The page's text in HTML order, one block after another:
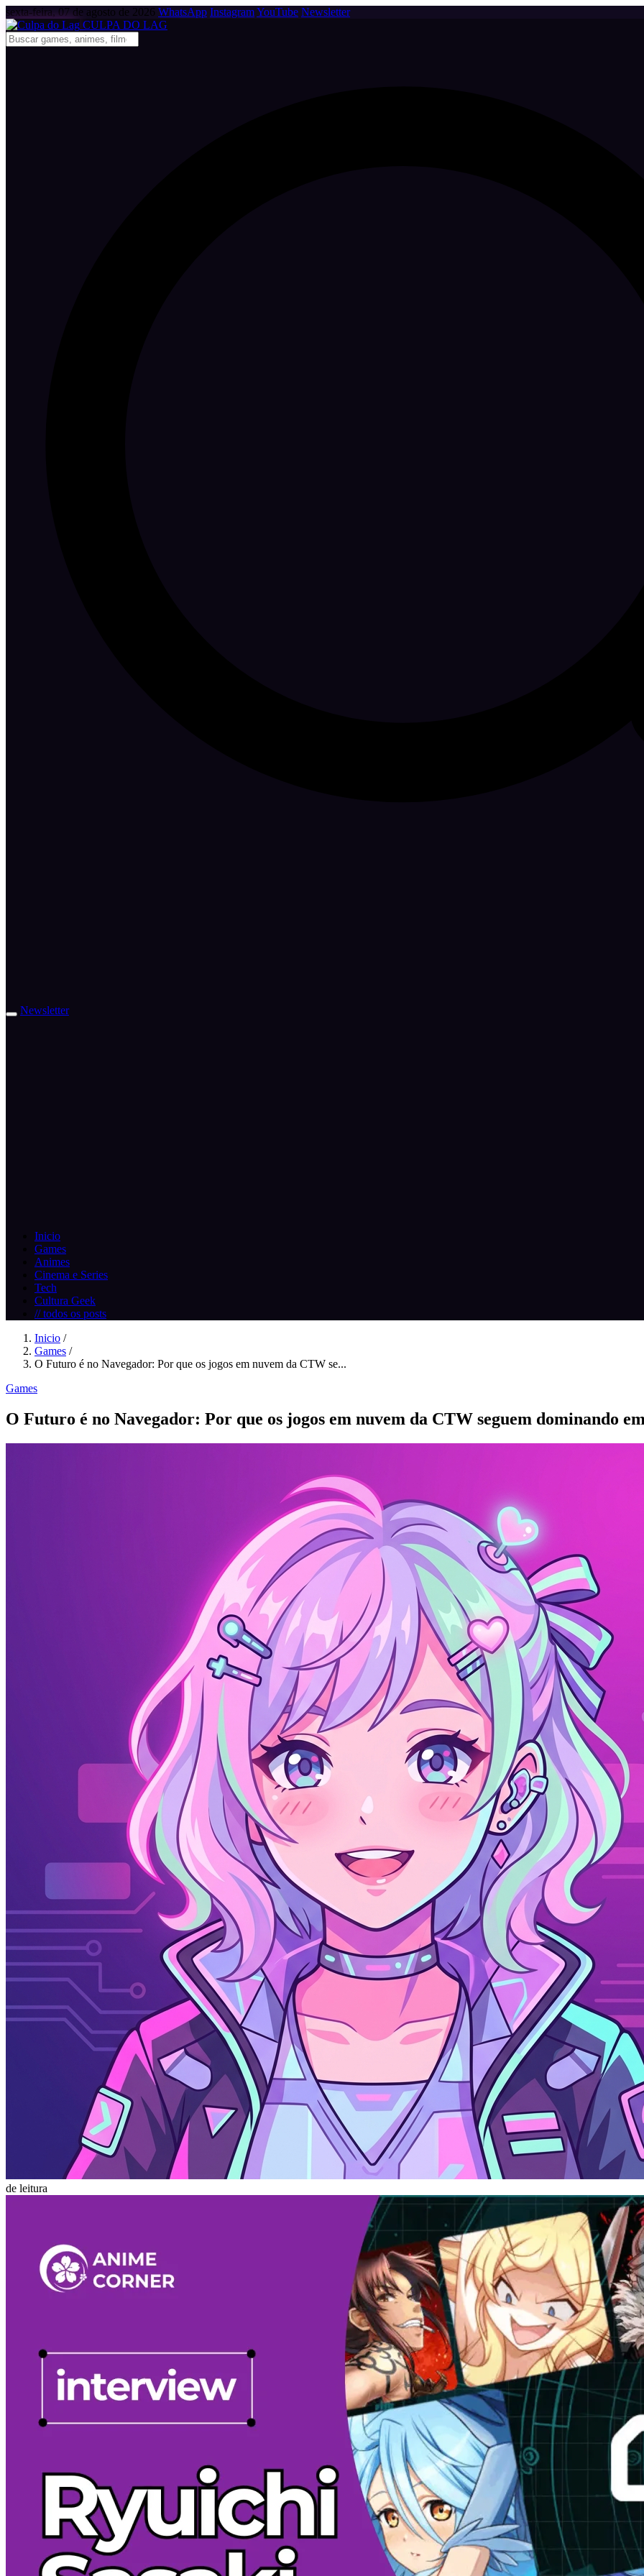
sexta-feira, 07 de agosto de 2026 WhatsApp InstagramYouTube Newsletter
CULPA DO LAG
Newsletter
Inicio
Games
Animes
Cinema e Series
Tech
Cultura Geek
// todos os posts
Inicio /
Games /
O Futuro é no Navegador: Por que os jogos em nuvem da CTW se...
Games
O Futuro é no Navegador: Por que os jogos em nuvem da CTW seguem dominando
de leitura